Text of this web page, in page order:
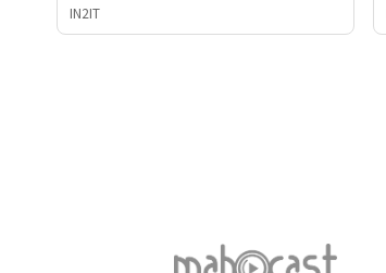
IN2IT